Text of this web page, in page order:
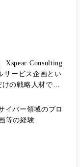
Xspear Consulting
サービス企画とい
の戦略人材では
トを活用した業
イバー領域のプロ
等の経験